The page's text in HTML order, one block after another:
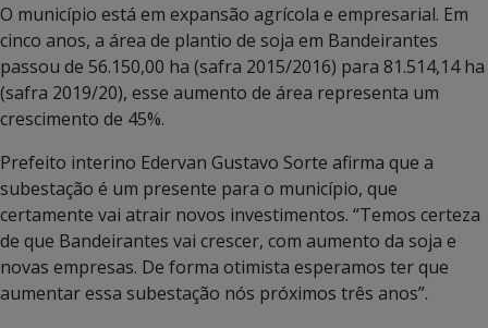
O município está em expansão agrícola e empresarial. Em
cinco anos, a área de plantio de soja em Bandeirantes
passou de 56.150,00 ha (safra 2015/2016) para 81.514,14 ha
(safra 2019/20), esse aumento de área representa um
crescimento de 45%.
Prefeito interino Edervan Gustavo Sorte afirma que a
subestação é um presente para o município, que
certamente vai atrair novos investimentos. “Temos certeza
de que Bandeirantes vai crescer, com aumento da soja e
novas empresas. De forma otimista esperamos ter que
aumentar essa subestação nós próximos três anos”.